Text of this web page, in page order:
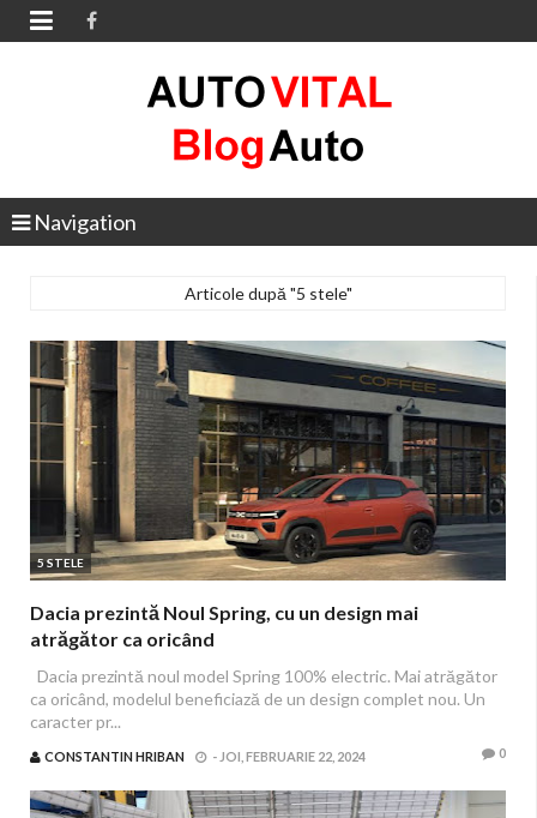

Navigation
Articole după "5 stele"
5 STELE
Dacia prezintă Noul Spring, cu un design mai
atrăgător ca oricând
Dacia prezintă noul model Spring 100% electric. Mai atrăgător
ca oricând, modelul beneficiază de un design complet nou. Un
caracter pr...
CONSTANTIN HRIBAN - JOI, FEBRUARIE 22, 2024 0